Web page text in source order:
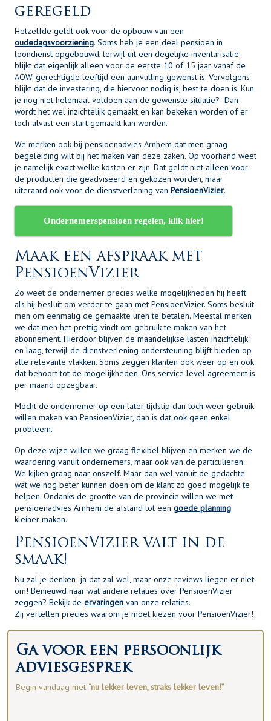
geregeld
Hetzelfde geldt ook voor de opbouw van een
oudedagsvoorziening. Soms heb je een deel pensioen in
loondienst opgebouwd, terwijl uit een degelijke inventarisatie
blijkt dat eigenlijk alleen voor de eerste 10 of 15 jaar vanaf de
AOW-gerechtigde leeftijd een aanvulling gewenst is. Vervolgens
blijkt dat de investering, die hiervoor nodig is, best te doen is. Kun
je nog niet helemaal voldoen aan de gewenste situatie? Dan
wordt het wel inzichtelijk gemaakt en kan bekeken worden of er
toch alvast een start gemaakt kan worden.
We merken ook bij pensioenadvies Arnhem dat men graag
begeleiding wilt bij het maken van deze zaken. Op voorhand weet
je namelijk exact welke kosten er zijn. Dat geldt niet alleen voor
de producten die geadviseerd en gekozen worden, maar
uiteraard ook voor de dienstverlening van PensioenVizier.
Ondernemerspensioen regelen, klik hier!
Maak een afspraak met
PensioenVizier
Zo weet de ondernemer precies welke mogelijkheden hij heeft
als hij besluit om verder te gaan met PensioenVizier. Soms besluit
men om eenmalig de gemaakte uren te betalen. Meestal merken
we dat men het prettig vindt om gebruik te maken van het
abonnement. Hierdoor blijven de maandelijkse lasten inzichtelijk
en laag, terwijl de dienstverlening ondersteuning blijft bieden op
alle relevante vlakken. Soms zeggen klanten ook weer op en ook
dat behoort tot de mogelijkheden. Ons service level agreement is
per maand opzegbaar.
Mocht de ondernemer op een later tijdstip dan toch weer gebruik
willen maken van PensioenVizier, dan is dat ook geen enkel
probleem.
Op deze wijze willen we graag flexibel blijven en merken we de
waardering vanuit ondernemers, maar ook van de particulieren.
We kijken graag naar onszelf. Maar dan wel vanuit de gedachte
wat we nog beter kunnen doen om de klant zo goed mogelijk te
helpen. Ondanks de grootte van de provincie willen we met
pensioenadvies Arnhem de afstand tot een goede planning
kleiner maken.
PensioenVizier valt in de
smaak!
Nu zal je denken; ja dat zal wel, maar onze reviews liegen er niet
om! Benieuwd naar wat andere relaties over PensioenVizier
zeggen? Bekijk de ervaringen van onze relaties.
Zij vertellen precies waarom je moet kiezen voor PensioenVizier!
Ga voor een persoonlijk
adviesgesprek
Begin vandaag met “nu lekker leven, straks lekker leven!”